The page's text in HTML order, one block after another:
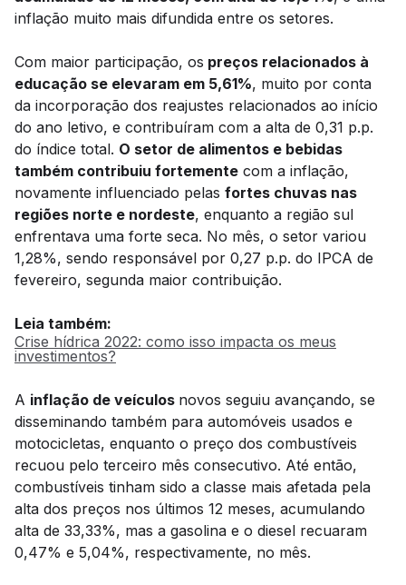
inflação muito mais difundida entre os setores.
Com maior participação, os preços relacionados à
educação se elevaram em 5,61%, muito por conta
da incorporação dos reajustes relacionados ao início
do ano letivo, e contribuíram com a alta de 0,31 p.p.
do índice total. O setor de alimentos e bebidas
também contribuiu fortemente com a inflação,
novamente influenciado pelas fortes chuvas nas
regiões norte e nordeste, enquanto a região sul
enfrentava uma forte seca. No mês, o setor variou
1,28%, sendo responsável por 0,27 p.p. do IPCA de
fevereiro, segunda maior contribuição.
Leia também:
Crise hídrica 2022: como isso impacta os meus
investimentos?
A inflação de veículos novos seguiu avançando, se
disseminando também para automóveis usados e
motocicletas, enquanto o preço dos combustíveis
recuou pelo terceiro mês consecutivo. Até então,
combustíveis tinham sido a classe mais afetada pela
alta dos preços nos últimos 12 meses, acumulando
alta de 33,33%, mas a gasolina e o diesel recuaram
0,47% e 5,04%, respectivamente, no mês.